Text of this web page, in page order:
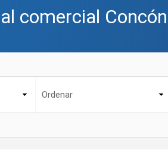
comercial Concón